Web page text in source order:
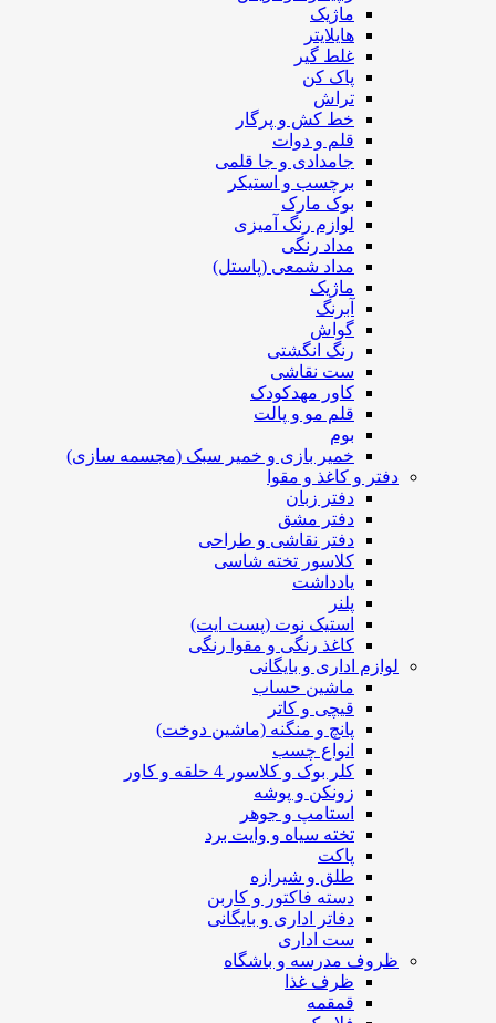
ماژیک
هایلایتر
غلط گیر
پاک کن
تراش
خط کش و پرگار
قلم و دوات
جامدادی و جا قلمی
برچسب و استیکر
بوک مارک
لوازم رنگ آمیزی
مداد رنگی
مداد شمعی (پاستل)
ماژیک
آبرنگ
گواش
رنگ انگشتی
ست نقاشی
کاور مهدکودک
قلم مو و پالت
بوم
خمیر بازی و خمیر سبک (مجسمه سازی)
دفتر و کاغذ و مقوا
دفتر زبان
دفتر مشق
دفتر نقاشی و طراحی
کلاسور تخته شاسی
یادداشت
پلنر
استیک نوت (پست ایت)
کاغذ رنگی و مقوا رنگی
لوازم اداری و بایگانی
ماشین حساب
قیچی و کاتر
پانچ و منگنه (ماشین دوخت)
انواع چسب
کلر بوک و کلاسور 4 حلقه و کاور
زونکن و پوشه
استامپ و جوهر
تخته سیاه و وایت برد
پاکت
طلق و شیرازه
دسته فاکتور و کاربن
دفاتر اداری و بایگانی
ست اداری
ظروف مدرسه و باشگاه
ظرف غذا
قمقمه